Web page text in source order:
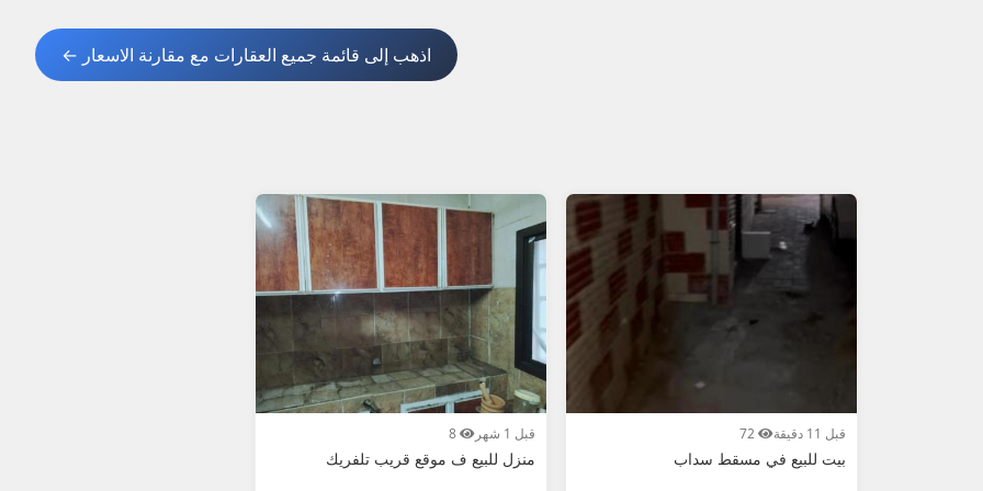
اذهب إلى قائمة جميع العقارات مع مقارنة الاسعار ←
قبل 11 دقيقة
بيت للبيع في مسقط سداب
قبل 1 شهر
منزل للبيع ف موقع قريب تلفريك